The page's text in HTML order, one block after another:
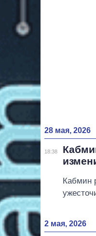
28 мая, 2026
18:38
Кабмин
2 мая, 2026